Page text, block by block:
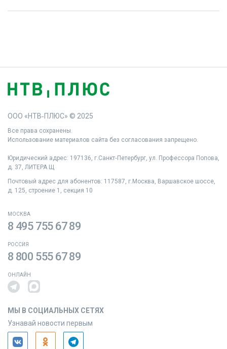
ООО «НТВ‑ПЛЮС» © 2025
Все права сохранены.
Использование материалов сайта без согласования запрещено.
Юридический адрес: 197136, г.Санкт‑Петербург, ул. Профессора Попова,
д. 37, ЛИТЕРА Щ
Почтовый адрес для абонентов: 117587, г.Москва, Варшавское шоссе,
д. 125, строение 1, секция 10
МОСКВА
8 495 755 67 89
РОССИЯ
8 800 555 67 89
ОНЛАЙН
МЫ В СОЦИАЛЬНЫХ СЕТЯХ
Узнавай новости первым